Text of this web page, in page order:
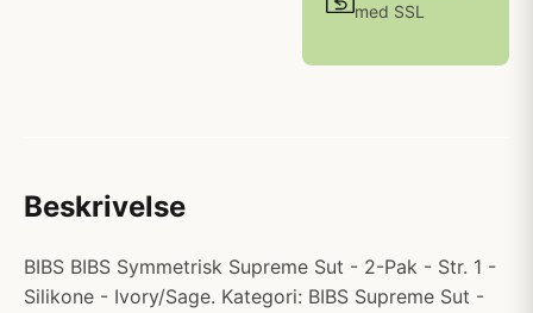
med SSL
Beskrivelse
BIBS BIBS Symmetrisk Supreme Sut - 2-Pak - Str. 1 -
Silikone - Ivory/Sage. Kategori: BIBS Supreme Sut -